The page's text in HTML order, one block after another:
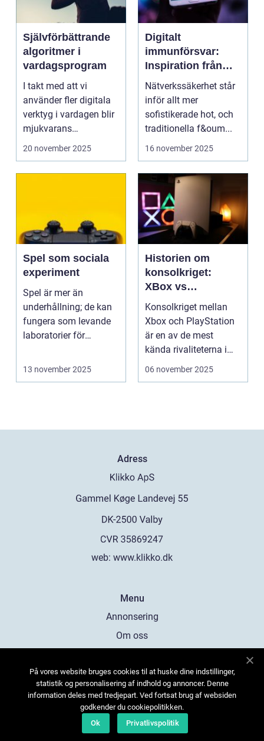
Självförbättrande
algoritmer i
vardagsprogram
I takt med att vi
använder fler digitala
verktyg i vardagen blir
mjukvarans
anpassningsför...
20 november 2025
Digitalt
immunförsvar:
Inspiration från
biologiska system
för att stärka
nätverkssäkerhet
Nätverkssäkerhet står
inför allt mer
sofistikerade hot, och
traditionella f&oum...
16 november 2025
Spel som sociala
experiment
Spel är mer än
underhållning; de kan
fungera som levande
laboratorier för
13 november 2025
Historien om
konsolkriget:
XBox vs
PlayStation
Konsolkriget mellan
Xbox och PlayStation
är en av de mest
kända rivaliteterna i
spelvä...
06 november 2025
Adress
web: www.klikko.dk
Menu
Annonsering
Om oss
Kontakta oss
Sitemap
På vores website bruges cookies til at huske dine indstillinger,
statistik og personalisering af indhold og annoncer. Denne
information deles med tredjepart. Ved fortsat brug af websiden
godkender du cookiepolitikken.
Ok
Privatlivspolitik